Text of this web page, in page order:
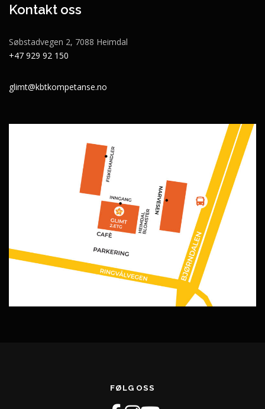
Kontakt oss
Søbstadvegen 2, 7088 Heimdal
+47 929 92 150
glimt@kbtkompetanse.no
FØLG OSS